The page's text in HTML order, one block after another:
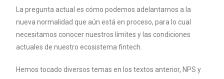
La pregunta actual es cómo podemos adelantarnos a la
nueva normalidad que aún está en proceso, para lo cual
necesitamos conocer nuestros límites y las condiciones
actuales de nuestro ecosistema fintech.
Hemos tocado diversos temas en los textos anterior, NPS y